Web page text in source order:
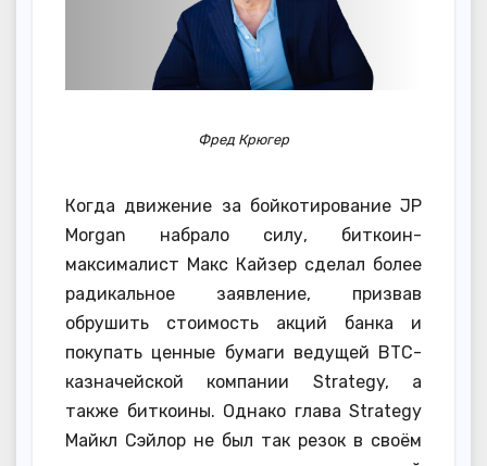
Фред Крюгер
Когда движение за бойкотирование JP
Morgan набрало силу, биткоин-
максималист Макс Кайзер сделал более
радикальное заявление, призвав
обрушить стоимость акций банка и
покупать ценные бумаги ведущей BTC-
казначейской компании Strategy, а
также биткоины. Однако глава Strategy
Майкл Сэйлор не был так резок в своём